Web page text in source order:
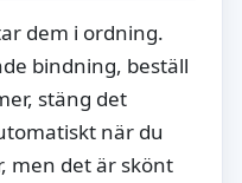
dem i ordning.
bindning, beställ
stäng det
när du
men det är skönt